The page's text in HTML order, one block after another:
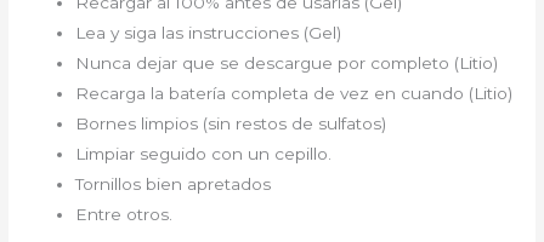
Lea y siga las instrucciones (Gel)
Nunca dejar que se descargue por completo (Litio)
Recarga la batería completa de vez en cuando (Litio)
Bornes limpios (sin restos de sulfatos)
Limpiar seguido con un cepillo.
Tornillos bien apretados
Entre otros.